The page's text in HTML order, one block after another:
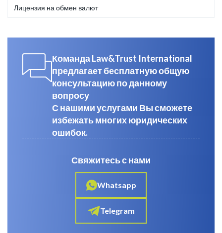
Лицензия на обмен валют
Команда Law&Trust International
предлагает бесплатную общую
консультацию по данному
вопросу
С нашими услугами Вы сможете
избежать многих юридических
ошибок.
Свяжитесь с нами
Whatsapp
Telegram